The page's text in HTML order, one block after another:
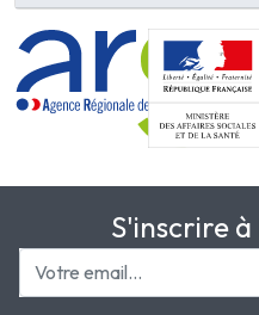
S'inscrire